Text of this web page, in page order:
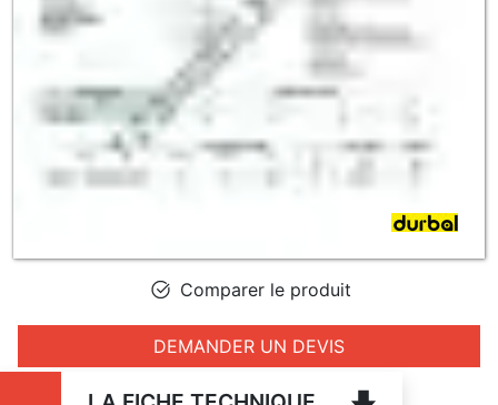
Comparer le produit
DEMANDER UN DEVIS